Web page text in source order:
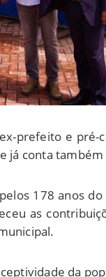
prefeito e
já conta
178 anos
as
da